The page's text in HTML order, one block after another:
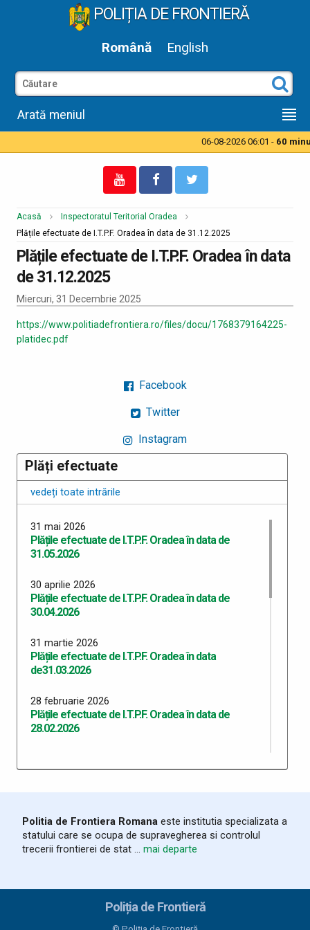
POLIȚIA DE FRONTIERĂ
Română English
Arată meniul
06-08-2026 06:01 -60
Acasă
Inspectoratul Teritorial Oradea
Plățile efectuate de I.T.P.F. Oradea în data de 31.12.2025
Plățile efectuate de I.T.P.F. Oradea în data
de 31.12.2025
Miercuri, 31 Decembrie 2025
https://www.politiadefrontiera.ro/files/docu/1768379164225-
platidec.pdf
Facebook
Twitter
Instagram
Plăți efectuate
vedeți toate intrările
31 mai 2026
Plățile efectuate de I.T.P.F. Oradea în data de
31.05.2026
30 aprilie 2026
Plățile efectuate de I.T.P.F. Oradea în data de
30.04.2026
31 martie 2026
Plățile efectuate de I.T.P.F. Oradea în data
de31.03.2026
28 februarie 2026
Plățile efectuate de I.T.P.F. Oradea în data de
28.02.2026
Plățile efectuate de ITPF Oradea în data de
30 noiembrie 2025
Plățile efectuate de I.T.P.F. Oradea în data de
30.11.2025
Plățile efectuate de I.T.P.F. Oradea în data de
Politia de Frontiera Romana este institutia specializata a
statului care se ocupa de supravegherea si controlul
trecerii frontierei de stat ... mai departe
Poliția de Frontieră